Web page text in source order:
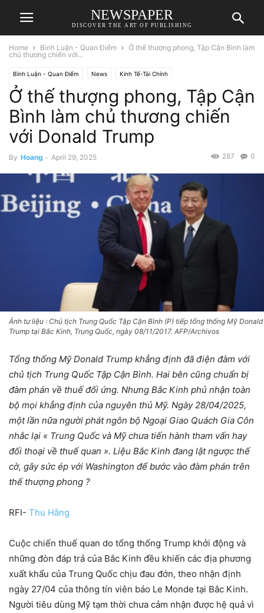
NEWSPAPER
DISCOVER THE ART OF PUBLISHING
Home Bình Luận - Quan Điểm
Ở thế thượng phong, Tập Cận Bình làm
chủ thương chiến với...
Bình Luận - Quan Điểm News Kinh Tế-Tài Chính
Ở thế thượng phong, Tập Cận
Bình làm chủ thương chiến
với Donald Trump
By Hoang - April 29, 2025 0
287
Ảnh tư liệu : Chủ tịch Trung Quốc Tập Cận Bình (P) tiếp tổng thống Mỹ Donald
Trump tại Bắc Kinh, Trung Quốc, ngày 08/11/2017. AFP/Archivos
Tổng thống Mỹ Donald Trump khẳng định đã điện đàm với
chủ tịch Trung Quốc Tập Cận Bình. Hai bên cũng chuẩn bị
đàm phán về thuế đối ứng. Nhưng Bắc Kinh phủ nhận toàn
bộ mọi khẳng định của nguyên thủ Mỹ. Ngày 28/04/2025,
một lần nữa người phát ngôn bộ Ngoại Giao Quách Gia Côn
nhắc lại « Trung Quốc và Mỹ chưa tiến hành tham vấn hay
đối thoại về thuế quan ». Liệu Bắc Kinh đang lật ngược thế
cờ, gây sức ép với Washington để bước vào đàm phán trên
thế thượng phong ?
RFI- Thu Hằng
Cuộc chiến thuế quan do tổng thống Trump khởi động và
những đòn đáp trả của Bắc Kinh đều khiến các địa phương
xuất khẩu của Trung Quốc chịu đau đớn, theo nhận định
ngày 27/04 của thông tín viên báo Le Monde tại Bắc Kinh.
Người tiêu dùng Mỹ tạm thời chưa cảm nhận được hệ quả vì